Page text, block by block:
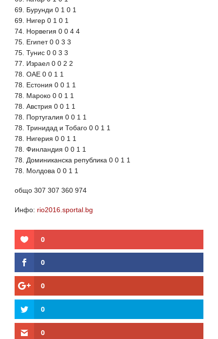
69. Бурунди 0 1 0 1
69. Нигер 0 1 0 1
74. Норвегия 0 0 4 4
75. Египет 0 0 3 3
75. Тунис 0 0 3 3
77. Израел 0 0 2 2
78. ОАЕ 0 0 1 1
78. Естония 0 0 1 1
78. Мароко 0 0 1 1
78. Австрия 0 0 1 1
78. Португалия 0 0 1 1
78. Тринидад и Тобаго 0 0 1 1
78. Нигерия 0 0 1 1
78. Финландия 0 0 1 1
78. Доминиканска република 0 0 1 1
78. Молдова 0 0 1 1
общо 307 307 360 974
Инфо: rio2016.sportal.bg
0
0
0
0
0